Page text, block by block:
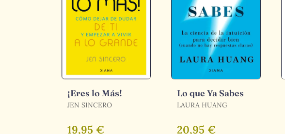
¡Eres lo Más!
JEN SINCERO
19,95 €
Lo que Ya Sabes
LAURA HUANG
20,95 €